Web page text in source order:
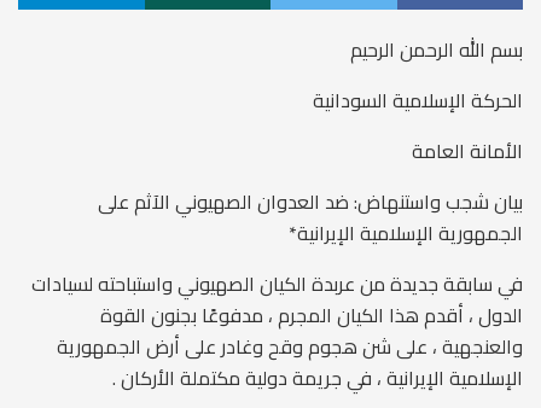
‏بسم الله الرحمن الرحيم
الحركة الإسلامية السودانية
الأمانة العامة
بيان شجب واستنهاض: ضد العدوان الصهيوني الآثم على
الجمهورية الإسلامية الإيرانية*
في سابقة جديدة من عربدة الكيان الصهيوني واستباحته لسيادات
الدول ، أقدم هذا الكيان المجرم ، مدفوعًا بجنون القوة
والعنجهية ، على شن هجوم وقح وغادر على أرض الجمهورية
الإسلامية الإيرانية ، في جريمة دولية مكتملة الأركان .